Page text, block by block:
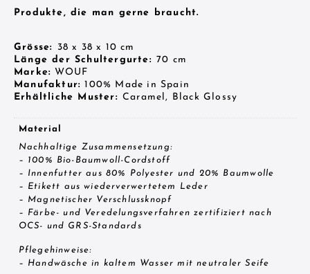
Produkte, die man gerne braucht.
Grösse: 38 x 38 x 10 cm
Länge der Schultergurte: 70 cm
Marke: WOUF
Manufaktur: 100% Made in Spain
Erhältliche Muster: Caramel, Black Glossy
Material
Nachhaltige Zusammensetzung:
– 100% Bio-Baumwoll-Cordstoff
– Innenfutter aus 80% Polyester und 20% Baumwolle
– Etikett aus wiederverwertetem Leder
– Magnetischer Verschlussknopf
– Färbe- und Veredelungsverfahren zertifiziert nach
OCS- und GRS-Standards
Pflegehinweise:
– Handwäsche in kaltem Wasser mit neutraler Seife